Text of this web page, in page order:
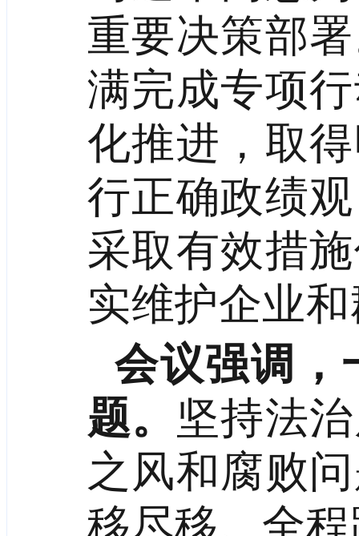
重要决策部
满完成专项
化推进，取
行正确政绩
采取有效措
实维护企业
会议强调，
题。 坚持法
之风和腐败
移尽移、全